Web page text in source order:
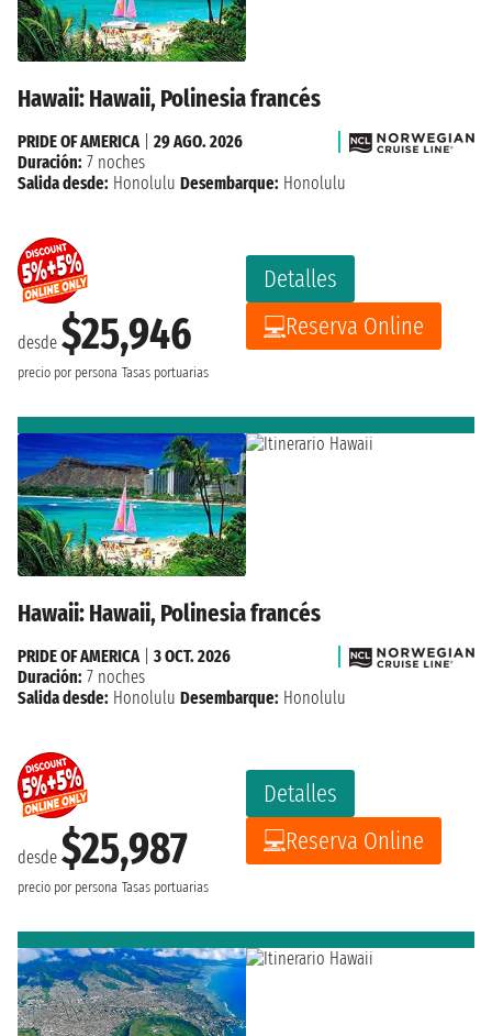
Hawaii: Hawaii, Polinesia francés
desde $25,946
precio por persona Tasas portuarias
Detalles
Reserva Online
PRIDE OF AMERICA| 29 AGO. 2026
Duración: 7 noches
Salida desde: Honolulu Desembarque: Honolulu
Hawaii: Hawaii, Polinesia francés
desde $25,987
precio por persona Tasas portuarias
Detalles
Reserva Online
PRIDE OF AMERICA
3 OCT. 2026
Duración: 7 noches
Salida desde: Honolulu Desembarque: Honolulu